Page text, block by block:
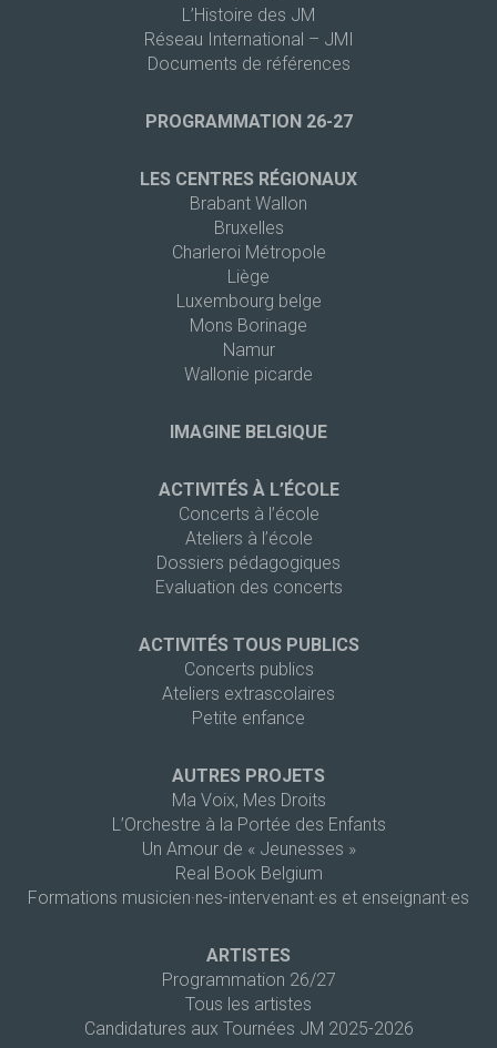
L’Histoire des JM
Réseau International – JMI
Documents de références
PROGRAMMATION 26-27
LES CENTRES RÉGIONAUX
Brabant Wallon
Bruxelles
Charleroi Métropole
Liège
Luxembourg belge
Mons Borinage
Namur
Wallonie picarde
IMAGINE BELGIQUE
ACTIVITÉS À L’ÉCOLE
Concerts à l’école
Ateliers à l’école
Dossiers pédagogiques
Evaluation des concerts
ACTIVITÉS TOUS PUBLICS
Concerts publics
Ateliers extrascolaires
Petite enfance
AUTRES PROJETS
Ma Voix, Mes Droits
L’Orchestre à la Portée des Enfants
Un Amour de « Jeunesses »
Real Book Belgium
Formations musicien·nes-intervenant·es et enseignant·es
ARTISTES
Programmation 26/27
Tous les artistes
Candidatures aux Tournées JM 2025-2026